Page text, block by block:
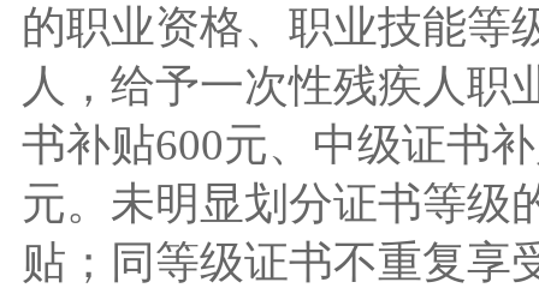
的职业资格、职业技能等
人，给予一次性残疾人职
书补贴600元、中级证书
元。未明显划分证书等级
贴；同等级证书不重复享